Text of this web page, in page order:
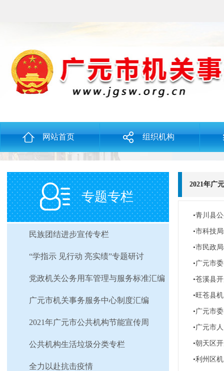
网站首页 组织机构
专题专栏
民族团结进步宣传专栏
“学指示 见行动 亮实绩”专题研讨
党政机关公务用车管理与服务标准汇编
广元市机关事务服务中心制度汇编
2021年广元市公共机构节能宣传周
公共机构生活垃圾分类专栏
全力以赴抗击疫情
2021年广
•青川县
•市科技
•市民政
•广元市
•苍溪县
•旺苍县
•广元市
•广元市
•朝天区
•利州区